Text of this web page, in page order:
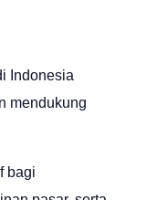
Indonesia
mendukung
bagi